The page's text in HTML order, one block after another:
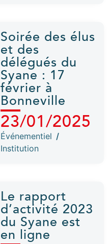
Soirée des élus
et des
délégués du
Syane : 17
février à
Bonneville
23/01/2025
Événementiel /
Institution
Le rapport
d’activité 2023
du Syane est
en ligne